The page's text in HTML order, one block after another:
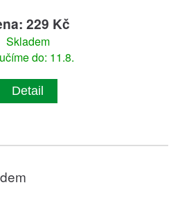
229 Kč
Skladem
do: 11.8.
Detail